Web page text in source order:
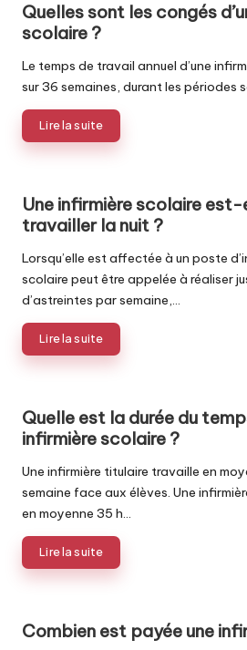
Quelles sont les congés
scolaire ?
Le temps de travail annuel d’une
sur 36 semaines, durant les périodes
Lire la suite
Une infirmière scolaire
travailler la nuit ?
Lorsqu’elle est affectée à un poste
scolaire peut être appelée à réaliser
d’astreintes par semaine,…
Lire la suite
Quelle est la durée du
infirmière scolaire ?
Une infirmière titulaire travaille en
semaine face aux élèves. Une
en moyenne 35 h…
Lire la suite
Combien est payée une